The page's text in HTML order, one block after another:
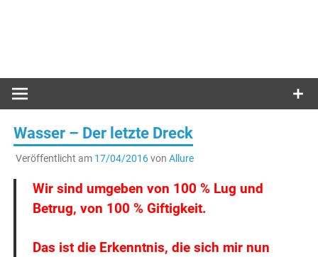
Wasser – Der letzte Dreck
Veröffentlicht am 17/04/2016von Allure
Wir sind umgeben von 100 % Lug und
Betrug, von 100 % Giftigkeit.
Das ist die Erkenntnis, die sich mir nun